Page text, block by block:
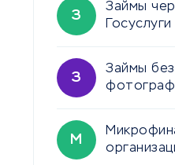
З
Займы
Госуслуги
З
Займы без
М